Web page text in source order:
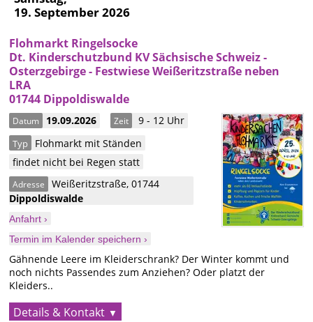
19. September 2026
Flohmarkt Ringelsocke
Dt. Kinderschutzbund KV Sächsische Schweiz -
Osterzgebirge - Festwiese Weißeritzstraße neben
LRA
01744 Dippoldiswalde
Datum 19.09.2026 Zeit 9 - 12 Uhr
Typ
Flohmarkt mit Ständen
findet nicht bei Regen statt
Adresse Weißeritzstraße,01744
Dippoldiswalde
Anfahrt ›
Termin im Kalender speichern ›
Gähnende Leere im Kleiderschrank? Der Winter kommt und
noch nichts Passendes zum Anziehen? Oder platzt der
Kleiders..
Details & Kontakt